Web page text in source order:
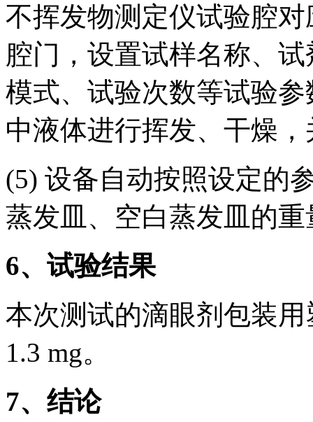
不挥发物测定仪试验腔
腔门，设置试样名称、
模式、试验次数等试验
中液体进行挥发、干燥
(5) 设备自动按照设定的
蒸发皿、空白蒸发皿的
6、试验结果
本次测试的滴眼剂包装
1.3 mg。
7、结论